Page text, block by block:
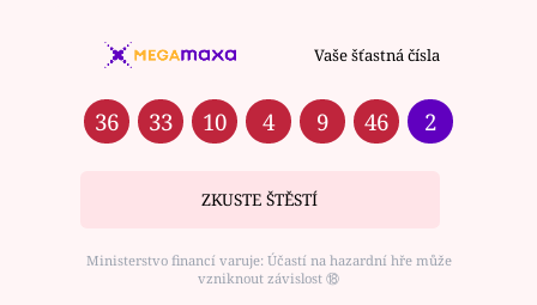
Vaše šťastná čísla
36 33 10 4 9 46 2
ZKUSTE ŠTĚSTÍ
Ministerstvo financí varuje: Účastí na hazardní hře může
vzniknout závislost ⑱